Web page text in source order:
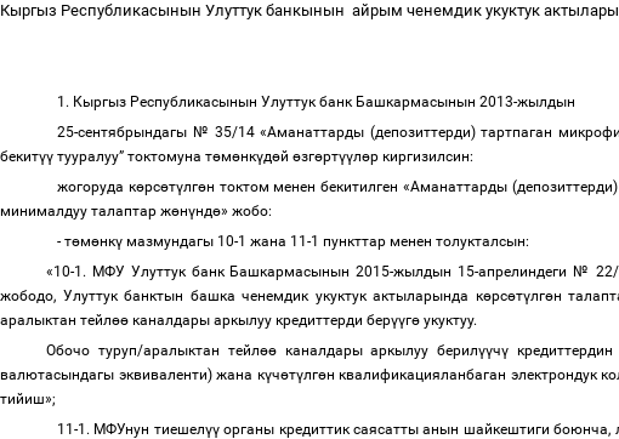
Кыргыз Республикасынын Улуттук банкынын айрым ченемдик укуктук
1. Кыргыз Республикасынын Улуттук банк Башкармасынын 2013-жылдын
25-сентябрындагы № 35/14 «Аманаттарды (депозиттерди) тартпаган
бекитүү тууралуу” токтомуна төмөнкүдөй өзгөртүүлөр киргизилсин:
жогоруда көрсөтүлгөн токтом менен бекитилген «Аманаттарды
минималдуу талаптар жөнүндө» жобо:
- төмөнкү мазмундагы 10-1 жана 11-1 пункттар менен толукталсын:
«10-1. МФУ Улуттук банк Башкармасынын 2015-жылдын 15-апрелиндеги №
жободо, Улуттук банктын башка ченемдик укуктук актыларында көрсөтүлгөн
аралыктан тейлөө каналдары аркылуу кредиттерди берүүгө укуктуу.
Обочо туруп/аралыктан тейлөөканалдары аркылуу берилүүчү
валютасындагы эквиваленти) жана күчөтүлгөн квалификацияланбаган электрондук
тийиш»;
11-1. МФУнун тиешелүүорганы кредиттик саясатты анын шайкештиги боюнча,